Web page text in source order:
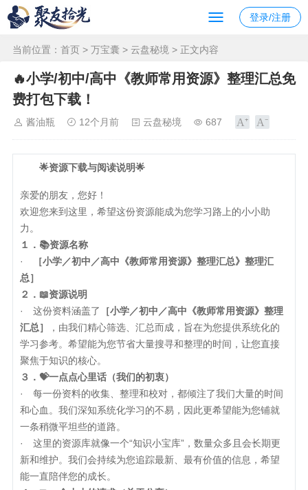
登录/注册
当前位置： 首页 > 万宝囊 > 云盘秘境 > 正文内容
🔥小学/初中/高中《教师常用资源》整理汇总免
费打包下载！
酱油瓶 12个月前 云盘秘境 687
🌟资源下载与阅读说明🌟
亲爱的朋友，您好！
欢迎您来到这里，希望这份资源能成为您学习路上的小小助
力。
１．📚资源名称
·
［小学／初中／高中《教师常用资源》整理汇总》整理汇
总］
２．📖资源说明
· 这份资料涵盖了
［小学／初中／高中《教师常用资源》整理
汇总］
，由我们精心筛选、汇总而成，旨在为您提供系统化的
学习参考。希望能为您节省大量搜寻和整理的时间，让您直接
聚焦于知识的核心。
３．💝一点点心里话（我们的初衷）
· 每一份资料的收集、整理和校对，都倾注了我们大量的时间
和心血。我们深知系统化学习的不易，因此更希望能为您铺就
一条稍微平坦些的道路。
· 这里的资源库就像一个“知识小宝库”，数量众多且会长期更
新和维护。我们会持续为您追踪最新、最有价值的信息，希望
能一直陪伴您的成长。